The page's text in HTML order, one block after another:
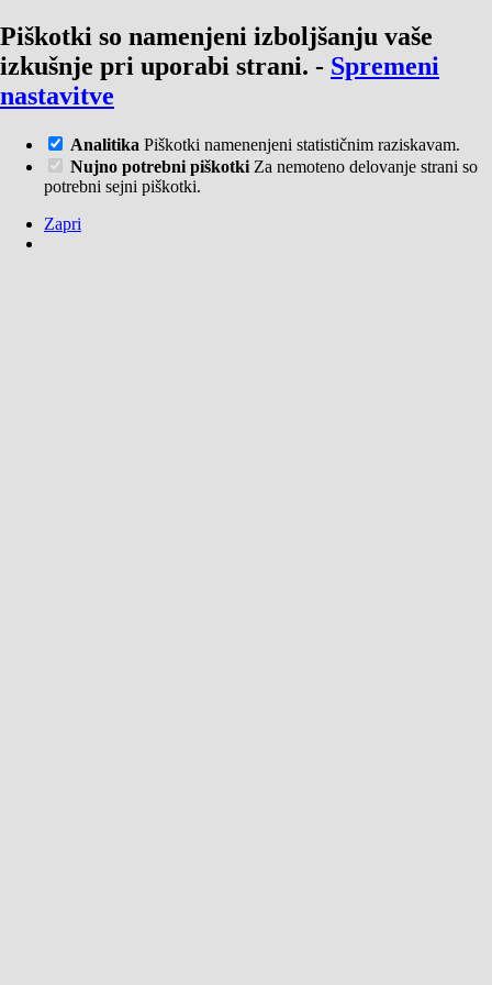
Piškotki so namenjeni izboljšanju vaše
izkušnje pri uporabi strani. - Spremeni
nastavitve
Analitika Piškotki namenenjeni statističnim raziskavam.
Nujno potrebni piškotki Za nemoteno delovanje strani so
potrebni sejni piškotki.
Zapri